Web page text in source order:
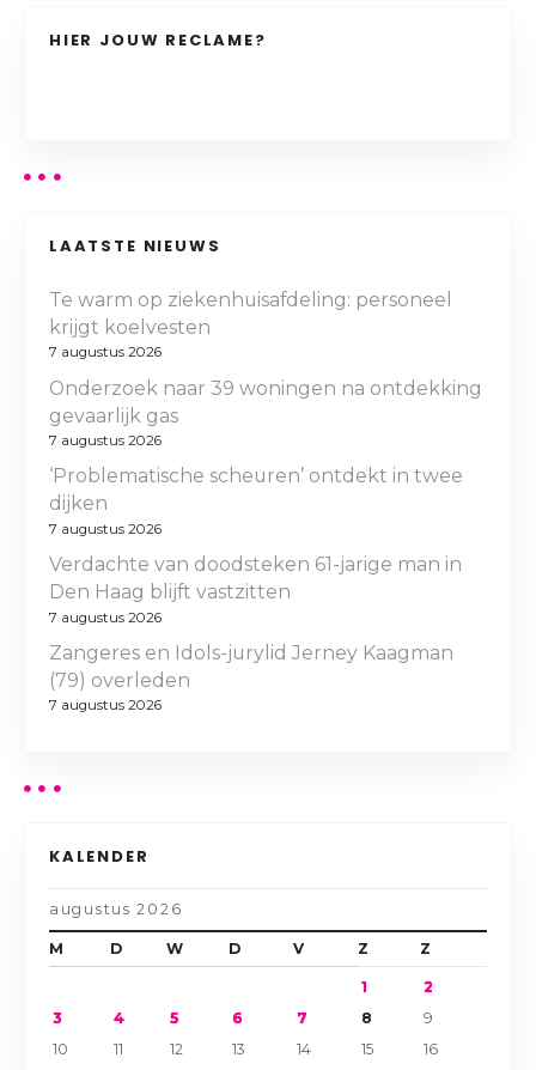
HIER JOUW RECLAME?
LAATSTE NIEUWS
Te warm op ziekenhuisafdeling: personeel
krijgt koelvesten
7 augustus 2026
Onderzoek naar 39 woningen na ontdekking
gevaarlijk gas
7 augustus 2026
‘Problematische scheuren’ ontdekt in twee
dijken
7 augustus 2026
Verdachte van doodsteken 61-jarige man in
Den Haag blijft vastzitten
7 augustus 2026
Zangeres en Idols-jurylid Jerney Kaagman
(79) overleden
7 augustus 2026
KALENDER
augustus 2026
M D W D V Z Z
1
2
3
4 5 6 7 8
9
10
11 12 13 14 15
16